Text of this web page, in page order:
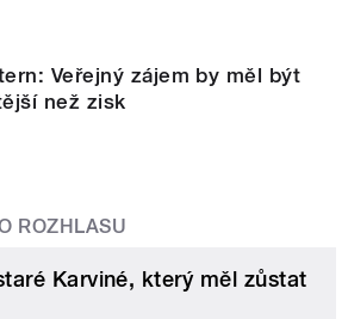
Veřejný zájem by měl být
než zisk
ROZHLASU
Karviné, který měl zůstat